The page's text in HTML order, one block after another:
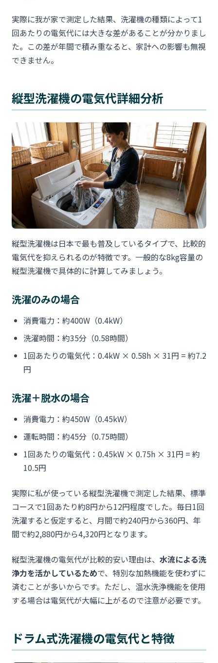
実際に我が家で測定した結果、洗濯機の種類によって1
回あたりの電気代には大きな差があることが分かりまし
た。この差が年間で積み重なると、家計への影響も無視
できません。
縦型洗濯機の電気代詳細分析
縦型洗濯機は日本で最も普及しているタイプで、比較的
電気代を抑えられるのが特徴です。一般的な8kg容量の
縦型洗濯機で具体的に計算してみましょう。
洗濯のみの場合
消費電力：約400W（0.4kW）
洗濯時間：約35分（0.58時間）
1回あたりの電気代：0.4kW × 0.58h × 31円 = 約7.2
円
洗濯＋脱水の場合
消費電力：約450W（0.45kW）
運転時間：約45分（0.75時間）
1回あたりの電気代：0.45kW × 0.75h × 31円 = 約
10.5円
実際に私が使っている縦型洗濯機で測定した結果、標準
コースで1回あたり約8円から12円程度でした。毎日1回
洗濯すると仮定すると、月間で約240円から360円、年
間で約2,880円から4,320円となります。
縦型洗濯機の電気代が比較的安い理由は、 水流による洗
浄力を活かしているためで、特別な加熱機能を使わずに
済むことが多いからです。ただし、温水洗浄機能を使用
する場合は電気代が大幅に上がるので注意が必要です。
ドラム式洗濯機の電気代と特徴